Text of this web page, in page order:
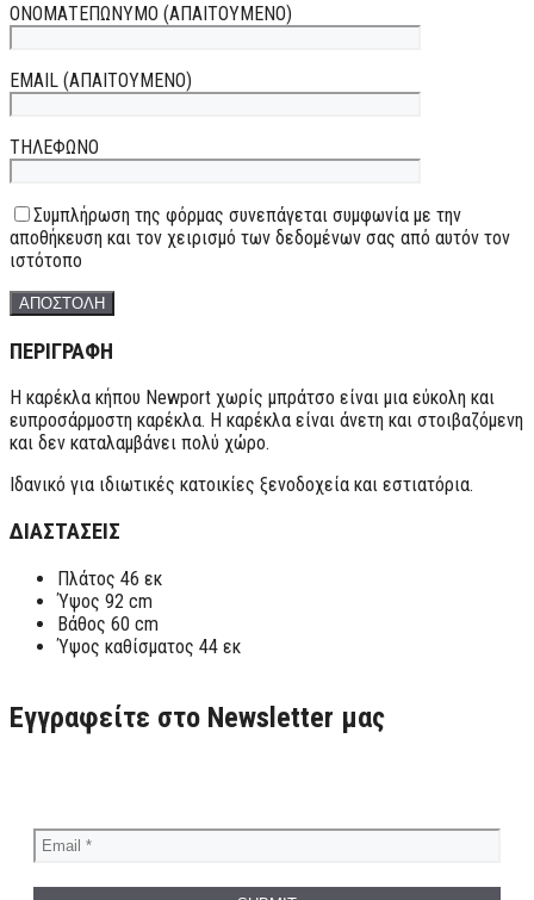
ΟΝΟΜΑΤΕΠΩΝΥΜΟ (ΑΠΑΙΤΟΥΜΕΝΟ)
EMAIL (ΑΠΑΙΤΟΥΜΕΝΟ)
ΤΗΛΕΦΩΝΟ
Συμπλήρωση της φόρμας συνεπάγεται συμφωνία με την
αποθήκευση και τον χειρισμό των δεδομένων σας από αυτόν τον
ιστότοπο
ΠΕΡΙΓΡΑΦΗ
Η καρέκλα κήπου Newport χωρίς μπράτσο είναι μια εύκολη και
ευπροσάρμοστη καρέκλα. Η καρέκλα είναι άνετη και στοιβαζόμενη
και δεν καταλαμβάνει πολύ χώρο.
Ιδανικό για ιδιωτικές κατοικίες ξενοδοχεία και εστιατόρια.
ΔΙΑΣΤΑΣΕΙΣ
Πλάτος 46 εκ
Ύψος 92 cm
Βάθος 60 cm
Ύψος καθίσματος 44 εκ
Εγγραφείτε στο Newsletter μας